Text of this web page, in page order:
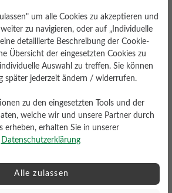
mit
um alle Cookies zu akzeptieren und
zu navigieren, oder auf „Individuelle
detaillierte Beschreibung der Cookie-
Übersicht der eingesetzten Cookies zu
Auswahl zu treffen. Sie können
später jederzeit ändern / widerrufen.
zu den eingesetzten Tools und der
welche wir und unsere Partner durch
erheben, erhalten Sie in unserer
Datenschutzerklärung
Alle zulassen